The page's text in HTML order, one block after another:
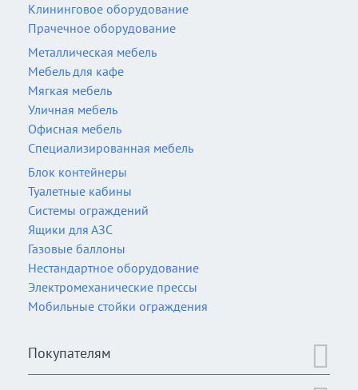
Клининговое оборудование
Прачечное оборудование
Металлическая мебель
Мебель для кафе
Мягкая мебель
Уличная мебель
Офисная мебель
Специализированная мебель
Блок контейнеры
Туалетные кабины
Системы ограждений
Ящики для АЗС
Газовые баллоны
Нестандартное оборудование
Электромеханические прессы
Мобильные стойки ограждения
Покупателям